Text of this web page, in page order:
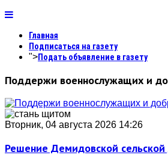
Главная
Подписаться на газету
">Подать объявление в газету
Поддержи военнослужащих и
Вторник, 04 августа 2026 14:26
Решение Демидовской